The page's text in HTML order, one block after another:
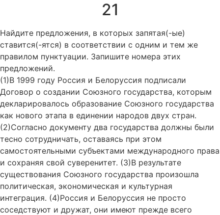
21
Найдите предложения, в которых запятая(-ые)
ставится(-ятся) в соответствии с одним и тем же
правилом пунктуации. Запишите номера этих
предложений.
(1)В 1999 году Россия и Белоруссия подписали
Договор о создании Союзного государства, которым
декларировалось образование Союзного государства
как нового этапа в единении народов двух стран.
(2)Согласно документу два государства должны были
тесно сотрудничать, оставаясь при этом
самостоятельными субъектами международного права
и сохраняя свой суверенитет. (3)В результате
существования Союзного государства произошла
политическая, экономическая и культурная
интеграция. (4)Россия и Белоруссия не просто
соседствуют и дружат, они имеют прежде всего